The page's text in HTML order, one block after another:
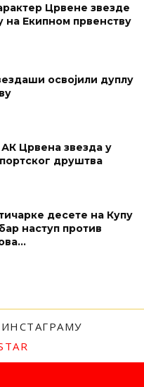
Црвене звезде
на Екипном првенству
освојили дуплу
Црвена звезда у
друштва
десете на Купу
наступ против